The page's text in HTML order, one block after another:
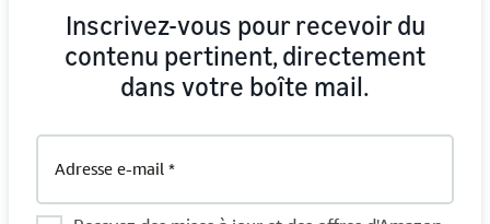
Inscrivez-vous pour recevoir du
contenu pertinent, directement
dans votre boîte mail.